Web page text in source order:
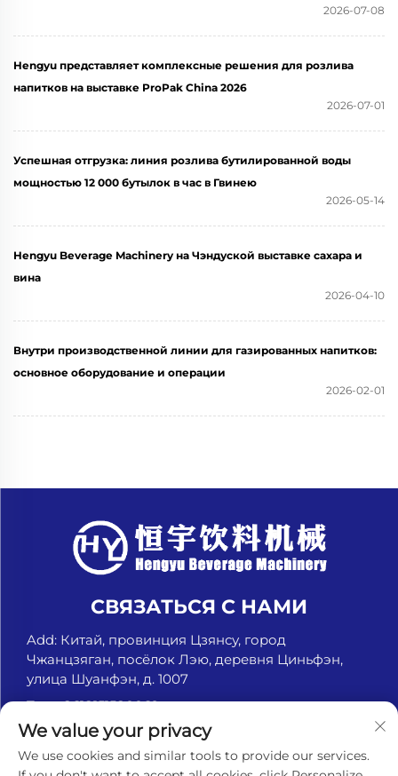
2026-07-08
Hengyu представляет комплексные решения для розлива
напитков на выставке ProPak China 2026
2026-07-01
Успешная отгрузка: линия розлива бутилированной воды
мощностью 12 000 бутылок в час в Гвинею
2026-05-14
Hengyu Beverage Machinery на Чэндуской выставке сахара и
вина
2026-04-10
Внутри производственной линии для газированных напитков:
основное оборудование и операции
2026-02-01
СВЯЗАТЬСЯ С НАМИ
Add: Китай, провинция Цзянсу, город
Чжанцзяган, посёлок Лэю, деревня Циньфэн,
улица Шуанфэн, д. 1007
Тел.:+8618151580069
Электронная почта:[email protected]
We value your privacy
We use cookies and similar tools to provide our services.